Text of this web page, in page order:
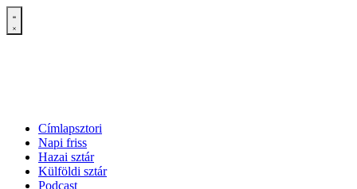
Címlapsztori
Napi friss
Hazai sztár
Külföldi sztár
Podcast